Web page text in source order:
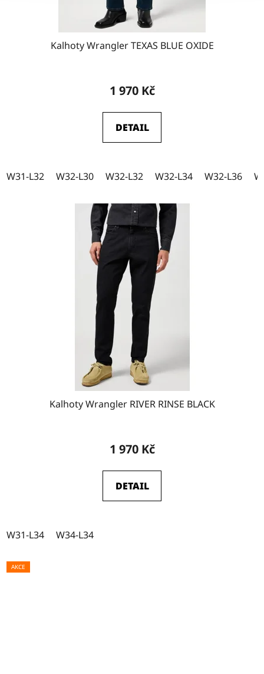
Kalhoty Wrangler TEXAS BLUE OXIDE
1 970 Kč
DETAIL
W31-L32 W32-L30 W32-L32 W32-L34 W32-L36
Kalhoty Wrangler RIVER RINSE BLACK
1 970 Kč
DETAIL
W31-L34 W34-L34
AKCE